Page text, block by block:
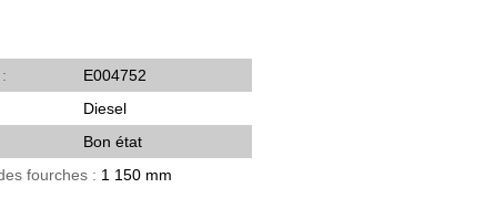
E004752
Diesel
Bon état
fourches
1 150 mm